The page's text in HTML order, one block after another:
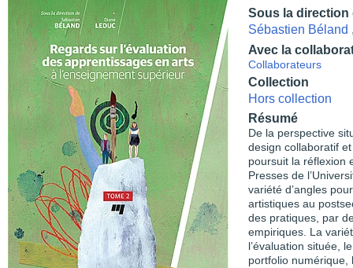
Sous la direction
Sébastien Béland
Avec la
Collaborateurs
Collection
Hors collection
Résumé
De la perspective
design collaboratif
poursuit la réflexion
Presses de
variété d’angles
artistiques au
des pratiques, par
empiriques. La
l’évaluation située,
portfolio numérique,